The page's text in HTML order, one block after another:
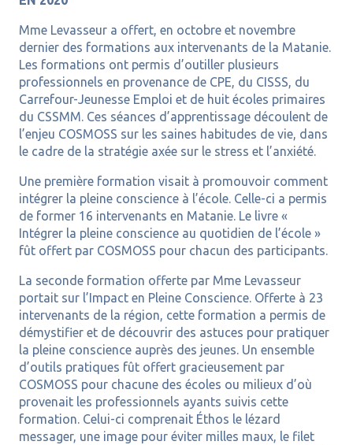
Mme Levasseur a offert, en octobre et novembre
dernier des formations aux intervenants de la Matanie.
Les formations ont permis d’outiller plusieurs
professionnels en provenance de CPE, du CISSS, du
Carrefour-Jeunesse Emploi et de huit écoles primaires
du CSSMM. Ces séances d’apprentissage découlent de
l’enjeu COSMOSS sur les saines habitudes de vie, dans
le cadre de la stratégie axée sur le stress et l’anxiété.
Une première formation visait à promouvoir comment
intégrer la pleine conscience à l’école. Celle-ci a permis
de former 16 intervenants en Matanie. Le livre «
Intégrer la pleine conscience au quotidien de l’école »
fût offert par COSMOSS pour chacun des participants.
La seconde formation offerte par Mme Levasseur
portait sur l’Impact en Pleine Conscience. Offerte à 23
intervenants de la région, cette formation a permis de
démystifier et de découvrir des astuces pour pratiquer
la pleine conscience auprès des jeunes. Un ensemble
d’outils pratiques fût offert gracieusement par
COSMOSS pour chacune des écoles ou milieux d’où
provenait les professionnels ayants suivis cette
formation. Celui-ci comprenait Éthos le lézard
messager, une image pour éviter milles maux, le filet